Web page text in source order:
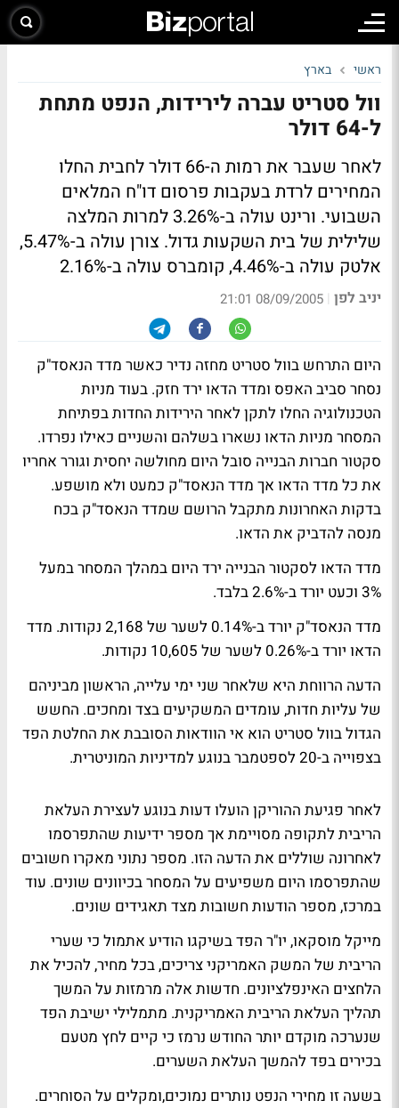
ראשי בארץ
וול סטריט עברה לירידות, הנפט מתחת
ל-64 דולר
לאחר שעבר את רמות ה-66 דולר לחבית החלו
המחירים לרדת בעקבות פרסום דו"ח המלאים
השבועי. ורינט עולה ב-3.26% למרות המלצה
שלילית של בית השקעות גדול. צורן עולה ב-5.47%,
אלטק עולה ב-4.46%, קומברס עולה ב-2.16%
יניב לפן |
08/09/2005 21:01
היום התרחש בוול סטריט מחזה נדיר כאשר מדד הנאסד"ק
נסחר סביב האפס ומדד הדאו ירד חזק. בעוד מניות
הטכנולוגיה החלו לתקן לאחר הירידות החדות בפתיחת
המסחר מניות הדאו נשארו בשלהם והשניים כאילו נפרדו.
סקטור חברות הבנייה סובל היום מחולשה יחסית וגורר אחריו
את כל מדד הדאו אך מדד הנאסד"ק כמעט ולא מושפע.
בדקות האחרונות מתקבל הרושם שמדד הנאסד"ק בכח
מנסה להדביק את הדאו.
מדד הדאו לסקטור הבנייה ירד היום במהלך המסחר במעל
3% וכעט יורד ב-2.6% בלבד.
מדד הנאסד"ק יורד ב-0.14% לשער של 2,168 נקודות. מדד
הדאו יורד ב-0.26% לשער של 10,605 נקודות.
הדעה הרווחת היא שלאחר שני ימי עלייה, הראשון מביניהם
של עליות חדות, עומדים המשקיעים בצד ומחכים. החשש
הגדול בוול סטריט הוא אי הוודאות הסובבת את החלטת הפד
בצפוייה ב-20 לספטמבר בנוגע למדיניות המוניטרית.
לאחר פגיעת ההוריקן הועלו דעות בנוגע לעצירת העלאת
הריבית לתקופה מסויימת אך מספר ידיעות שהתפרסמו
לאחרונה שוללים את הדעה הזו. מספר נתוני מאקרו חשובים
שהתפרסמו היום משפיעים על המסחר בכיוונים שונים. עוד
במרכז, מספר הודעות חשובות מצד תאגידים שונים.
מייקל מוסקאו, יו"ר הפד בשיקגו הודיע אתמול כי שערי
הריבית של המשק האמריקני צריכים, בכל מחיר, להכיל את
הלחצים האינפלציונים. חדשות אלה מרמזות על המשך
תהליך העלאת הריבית האמריקנית. מתמלילי ישיבת הפד
שנערכה מוקדם יותר החודש נרמז כי קיים לחץ מטעם
בכירים בפד להמשך העלאת השערים.
בשעה זו מחירי הנפט נותרים נמוכים,ומקלים על הסוחרים.